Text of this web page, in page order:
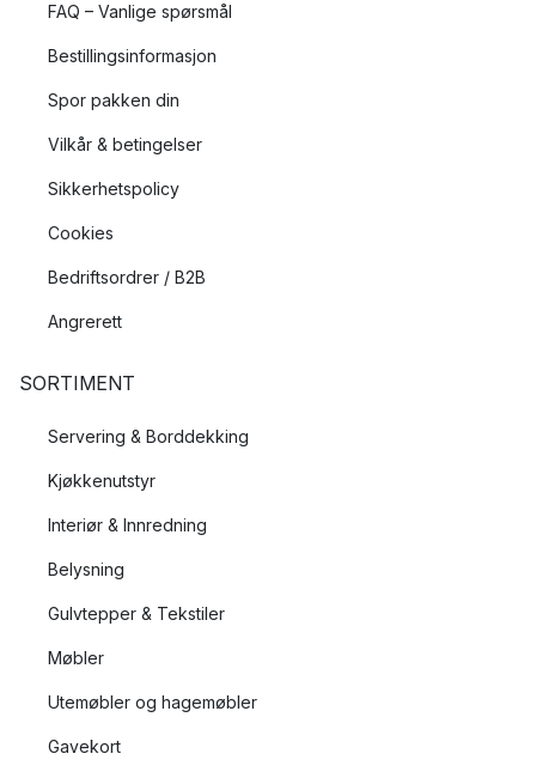
FAQ – Vanlige spørsmål
Bestillingsinformasjon
Spor pakken din
Vilkår & betingelser
Sikkerhetspolicy
Cookies
Bedriftsordrer / B2B
Angrerett
SORTIMENT
Servering & Borddekking
Kjøkkenutstyr
Interiør & Innredning
Belysning
Gulvtepper & Tekstiler
Møbler
Utemøbler og hagemøbler
Gavekort